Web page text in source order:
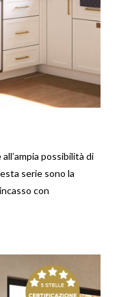
all’ampia possibilità di
serie sono la
con